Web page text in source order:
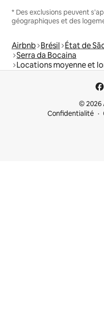
* Des exclusions peuvent
géographiques et des
Airbnb Brésil État de
Serra da Bocaina
Locations moyenne et
© 2026
Confidentialité